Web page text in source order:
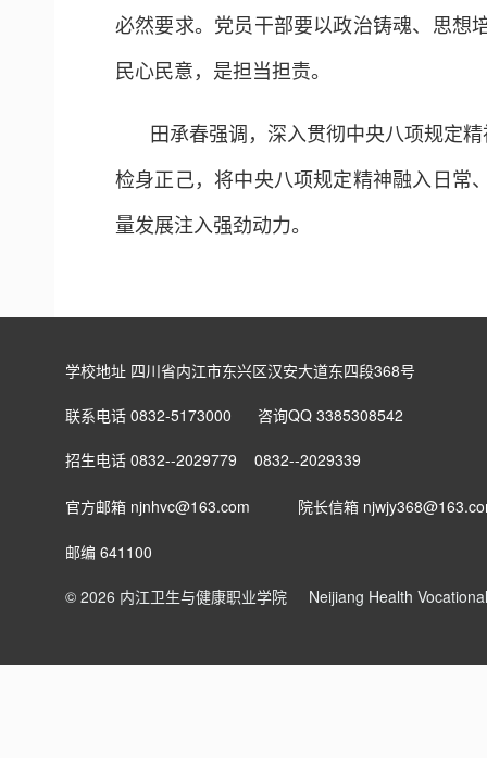
必然要求。党员干部要以政治铸魂、思想
民心民意，是担当担责。
田承春强调，深入贯彻中央八项规定
检身正己，将中央八项规定精神融入日常
量发展注入强劲动力。
学校地址 四川省内江市东兴区汉安大道东四段368号
联系电话 0832-5173000 咨询QQ 3385308542
招生电话 0832--2029779 0832--2029339
官方邮箱 njnhvc@163.com 院长信箱
邮编 641100
© 2026 内江卫生与健康职业学院 Neijiang Health